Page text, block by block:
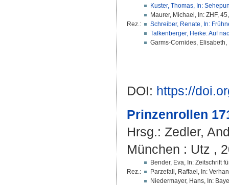
Rez.:
Kuster, Thomas, In:
Maurer, Michael, In: ZHF,
Schreiber, Renate, In:
Talkenberger, Heike: Auf
Garms-Cornides, Elisabeth,
DOI: https://
Prinzenrollen
Hrsg.: Zedler,
München : Utz ,
Rez.:
Bender, Eva, In: Zeitschrift
Parzefall, Raffael, In:
Niedermayer, Hans, In: